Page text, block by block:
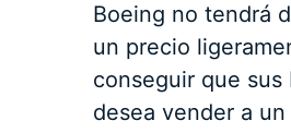
Boeing no tendrá
un precio
conseguir que
desea vender a